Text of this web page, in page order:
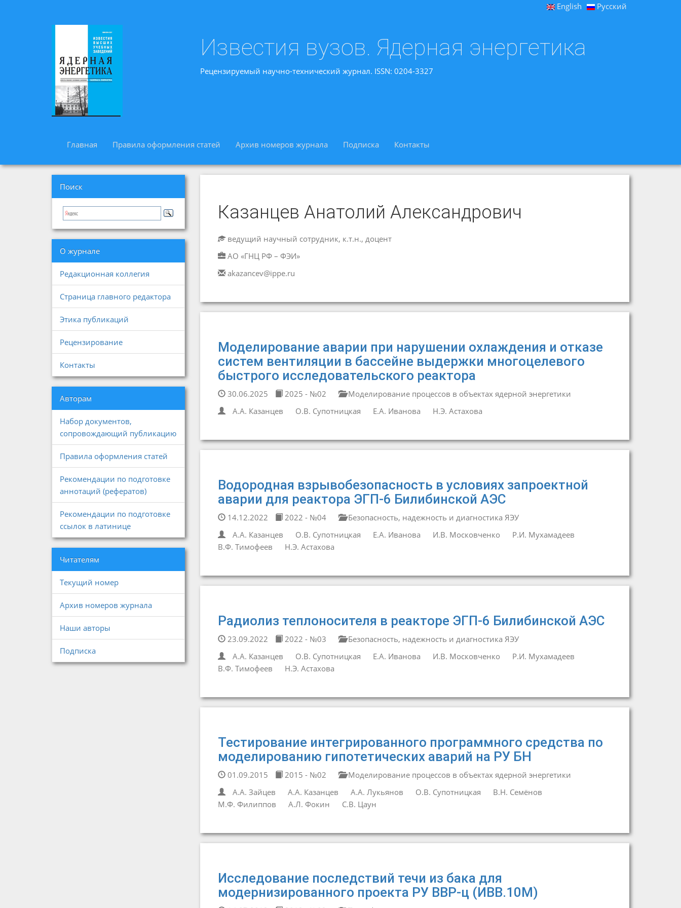
English Русский
Известия вузов. Ядерная энергетика
Рецензируемый научно-технический журнал. ISSN: 0204-3327
Главная Правила оформления статей Архив номеров журнала Подписка Контакты
Поиск
О журнале
Редакционная коллегия
Страница главного редактора
Этика публикаций
Рецензирование
Контакты
Авторам
Набор документов,
сопровождающий публикацию
Правила оформления статей
Рекомендации по подготовке
аннотаций (рефератов)
Рекомендации по подготовке
ссылок в латинице
Читателям
Текущий номер
Архив номеров журнала
Наши авторы
Подписка
Казанцев Анатолий Александрович
ведущий научный сотрудник, к.т.н., доцент
АО «ГНЦ РФ – ФЭИ»
akazancev@ippe.ru
Моделирование аварии при нарушении охлаждения и отказе
систем вентиляции в бассейне выдержки многоцелевого
быстрого исследовательского реактора
30.06.2025 2025 - №02
Моделирование процессов в объектах ядерной энергетики
А.А. Казанцев
О.В. Супотницкая Е.А. Иванова Н.Э. Астахова
Водородная взрывобезопасность в условиях запроектной
аварии для реактора ЭГП-6 Билибинской АЭС
14.12.2022 2022 - №04
Безопасность, надежность и диагностика ЯЭУ
А.А. Казанцев
О.В. Супотницкая Е.А. Иванова И.В. Московченко
Р.И. Мухамадеев
В.Ф. Тимофеев
Н.Э. Астахова
Радиолиз теплоносителя в реакторе ЭГП-6 Билибинской АЭС
23.09.2022 2022 - №03
Безопасность, надежность и диагностика ЯЭУ
А.А. Казанцев
О.В. Супотницкая Е.А. Иванова И.В. Московченко
Р.И. Мухамадеев
В.Ф. Тимофеев
Н.Э. Астахова
Тестирование интегрированного программного средства по
моделированию гипотетических аварий на РУ БН
01.09.2015 2015 - №02
Моделирование процессов в объектах ядерной энергетики
А.А. Зайцев
А.А. Казанцев А.А. Лукьянов О.В. Супотницкая
В.Н. Семёнов
М.Ф. Филиппов
А.Л. Фокин С.В. Цаун
Исследование последствий течи из бака для
модернизированного проекта РУ ВВР-ц (ИВВ.10М)